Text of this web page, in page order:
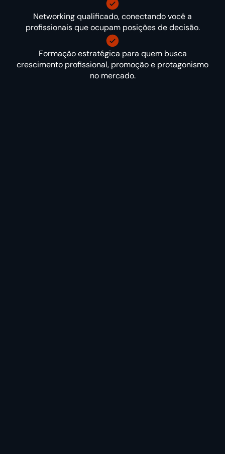
Networking qualificado, conectando você a
profissionais que ocupam posições de decisão.
Formação estratégica para quem busca
crescimento profissional, promoção e protagonismo
no mercado.